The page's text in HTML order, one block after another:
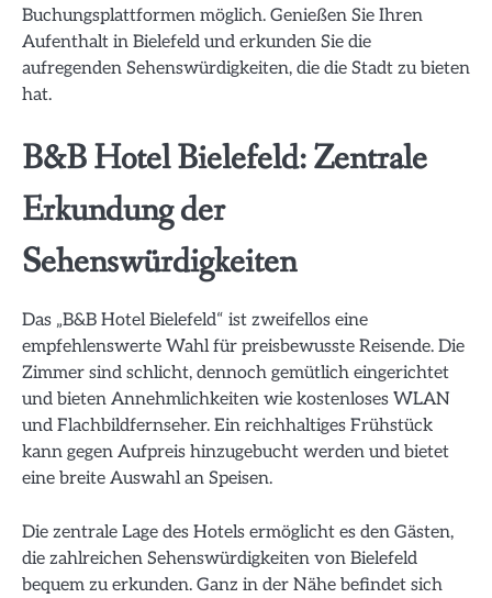
Buchungsplattformen möglich. Genießen Sie Ihren
Aufenthalt in Bielefeld und erkunden Sie die
aufregenden Sehenswürdigkeiten, die die Stadt zu bieten
hat.
B&B Hotel Bielefeld: Zentrale
Erkundung der
Sehenswürdigkeiten
Das „B&B Hotel Bielefeld“ ist zweifellos eine
empfehlenswerte Wahl für preisbewusste Reisende. Die
Zimmer sind schlicht, dennoch gemütlich eingerichtet
und bieten Annehmlichkeiten wie kostenloses WLAN
und Flachbildfernseher. Ein reichhaltiges Frühstück
kann gegen Aufpreis hinzugebucht werden und bietet
eine breite Auswahl an Speisen.
Die zentrale Lage des Hotels ermöglicht es den Gästen,
die zahlreichen Sehenswürdigkeiten von Bielefeld
bequem zu erkunden. Ganz in der Nähe befindet sich